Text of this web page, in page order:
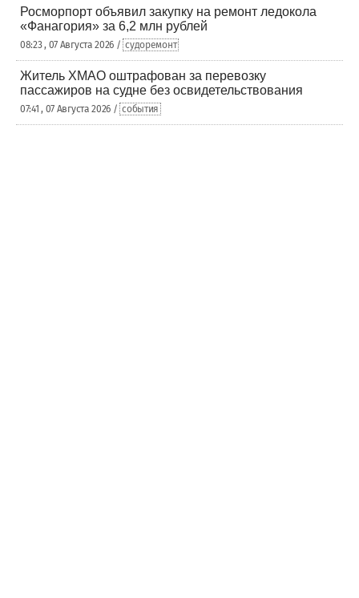
Росморпорт объявил закупку на ремонт ледокола
«Фанагория» за 6,2 млн рублей
08:23 , 07 Августа 2026 / судоремонт
Житель ХМАО оштрафован за перевозку
пассажиров на судне без освидетельствования
07:41 , 07 Августа 2026 / события